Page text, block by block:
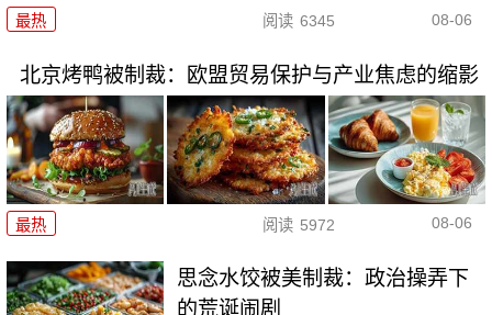
最热 阅读 6345 08-06
北京烤鸭被制裁：欧盟贸易保护与产业焦虑的缩影
最热 阅读 5972 08-06
思念水饺被美制裁：政治操弄下
的荒诞闹剧